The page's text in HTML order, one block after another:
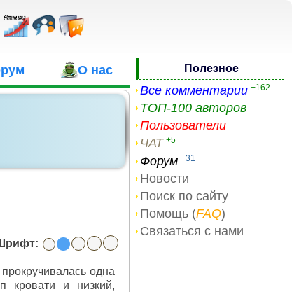
О нас
одна
кровати и низкий,
Полезное
Все комментарии +162
ТОП-100 авторов
Пользователи
ЧАТ +5
Форум +31
Новости
Поиск по сайту
Помощь (FAQ)
Связаться с нами